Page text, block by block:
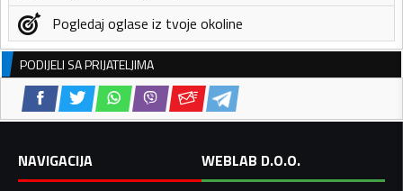
Pogledaj oglase iz tvoje okoline
PODIJELI SA PRIJATELJIMA
NAVIGACIJA
WEBLAB D.O.O.